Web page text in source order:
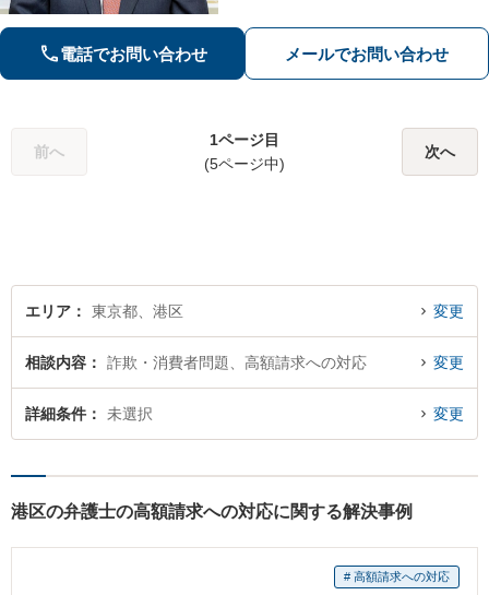
く結果へ向けた解決方法をご提案しま
す。【休日・夜間対応】【電話・WEB
電話でお問い合わせ メールでお問い合わせ
前へ
1ページ目
(5ページ中)
次へ
エリア 東京都、港区 変更
相談内容 詐欺・消費者問題、高額請求への対応 変更
詳細条件 未選択 変更
港区の弁護士の高額請求への対応に関する解決事例
# 高額請求への対応